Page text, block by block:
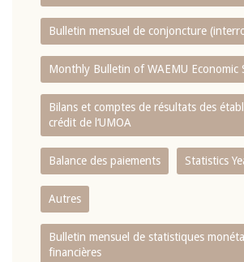
Bulletin mensuel de conjoncture
Monthly Bulletin of WAEMU Economic
Bilans et comptes de résultats des
crédit de l‘UMOA
Balance des paiements Statistics
Autres
Bulletin mensuel de statistiques
financières